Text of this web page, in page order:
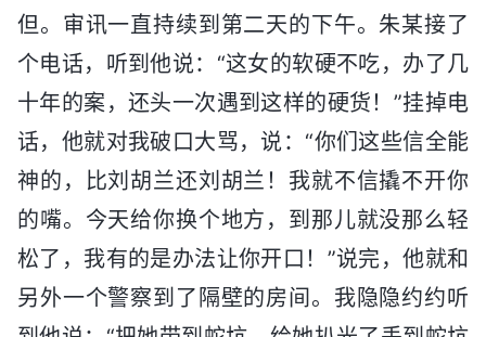
但。审讯一直持续到第二天的下午。朱某接了
个电话，听到他说：“这女的软硬不吃，办了几
十年的案，还头一次遇到这样的硬货！”挂掉电
话，他就对我破口大骂，说：“你们这些信全能
神的，比刘胡兰还刘胡兰！我就不信撬不开你
的嘴。今天给你换个地方，到那儿就没那么轻
松了，我有的是办法让你开口！”说完，他就和
另外一个警察到了隔壁的房间。我隐隐约约听